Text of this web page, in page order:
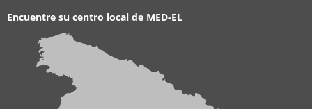
Encuentre su centro local de MED-EL